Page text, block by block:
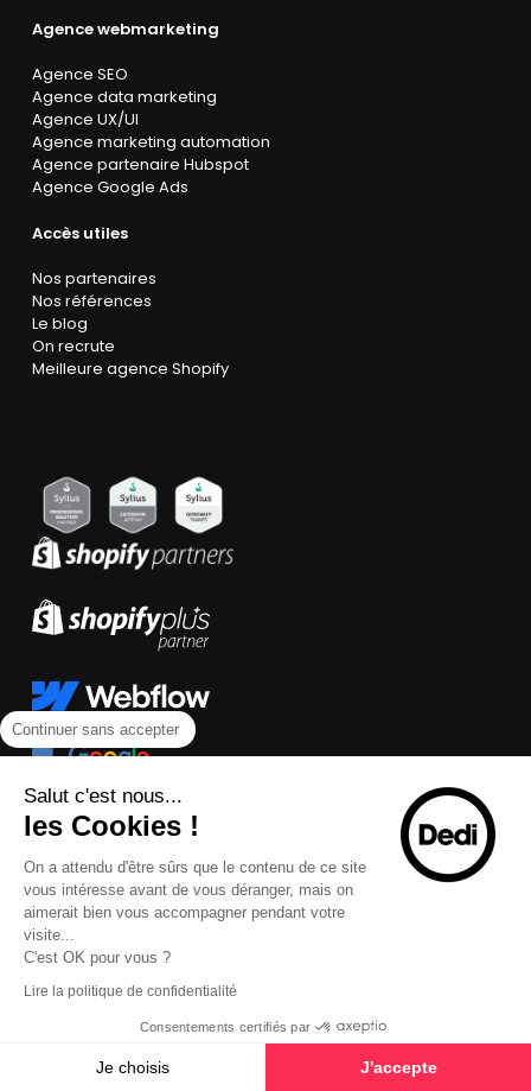
Agence webmarketing
Agence SEO
Agence data marketing
Agence UX/UI
Agence marketing automation
Agence partenaire Hubspot
Agence Google Ads
Accès utiles
Nos partenaires
Nos références
Le blog
On recrute
Meilleure agence Shopify
Continuer sans accepter
Salut c'est nous...
les Cookies !
On a attendu d'être sûrs que le contenu de ce site
vous intéresse avant de vous déranger, mais on
aimerait bien vous accompagner pendant votre
visite...
C'est OK pour vous ?
Lire la politique de confidentialité
Consentements certifiés par
Je choisis J'accepte